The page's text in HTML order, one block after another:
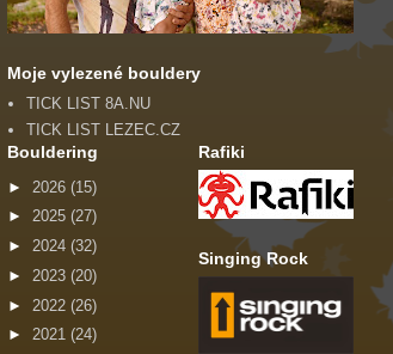
Moje vylezené bouldery
TICK LIST 8A.NU
TICK LIST LEZEC.CZ
Bouldering
► 2026 (15)
► 2025 (27)
► 2024 (32)
► 2023 (20)
► 2022 (26)
► 2021 (24)
Rafiki
Singing Rock